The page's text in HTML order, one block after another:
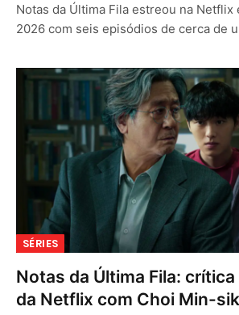
Notas da Última Fila estreou na Netflix
2026 com seis episódios de cerca de
SÉRIES
Notas da Última Fila:
da Netflix com Choi Min-sik